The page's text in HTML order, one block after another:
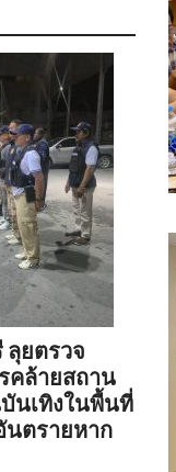
ลุยตรวจ
คล้ายสถาน
นเทิงในพื้นที่
นตรายหาก